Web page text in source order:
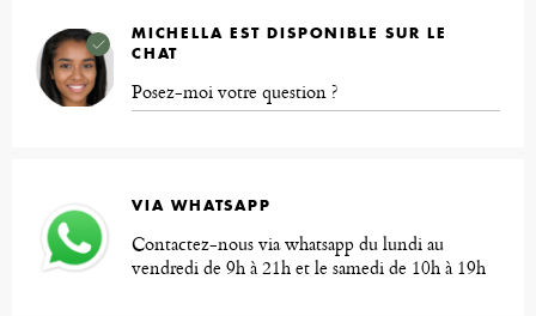
MICHELLA EST DISPONIBLE SUR LE
CHAT
Posez-moi votre question ?
VIA WHATSAPP
Contactez-nous via whatsapp du lundi au
vendredi de 9h à 21h et le samedi de 10h à 19h